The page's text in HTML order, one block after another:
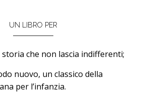
UN LIBRO PER
che non lascia indifferenti;
nuovo, un classico della
per l’infanzia.